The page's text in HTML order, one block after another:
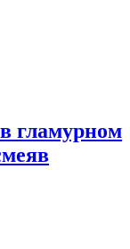
гламурном